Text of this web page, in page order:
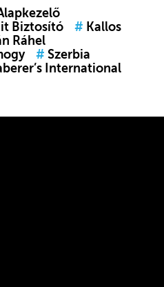
Biztosító # Kallos
Ráhel
# Szerbia
International